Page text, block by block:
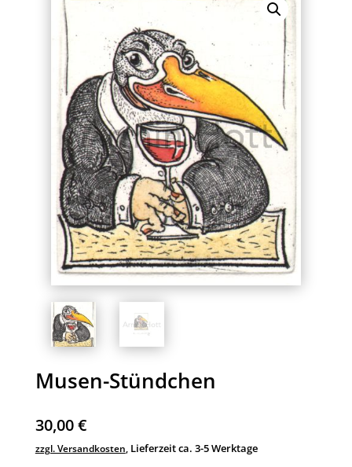
Musen-Stündchen
30,00€
zzgl. Versandkosten, Lieferzeit ca. 3-5 Werktage